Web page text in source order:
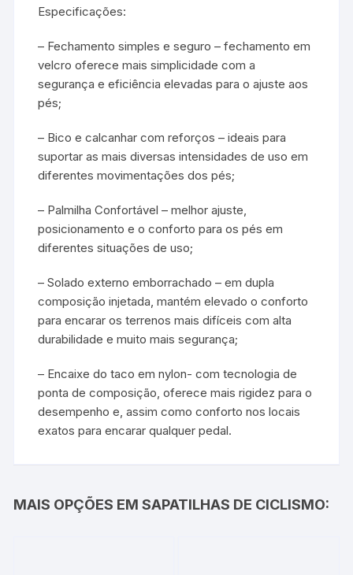
Especificações:
– Fechamento simples e seguro – fechamento em
velcro oferece mais simplicidade com a
segurança e eficiência elevadas para o ajuste aos
pés;
– Bico e calcanhar com reforços – ideais para
suportar as mais diversas intensidades de uso em
diferentes movimentações dos pés;
– Palmilha Confortável – melhor ajuste,
posicionamento e o conforto para os pés em
diferentes situações de uso;
– Solado externo emborrachado – em dupla
composição injetada, mantém elevado o conforto
para encarar os terrenos mais difíceis com alta
durabilidade e muito mais segurança;
– Encaixe do taco em nylon- com tecnologia de
ponta de composição, oferece mais rigidez para o
desempenho e, assim como conforto nos locais
exatos para encarar qualquer pedal.
MAIS OPÇÕES EM SAPATILHAS DE CICLISMO: